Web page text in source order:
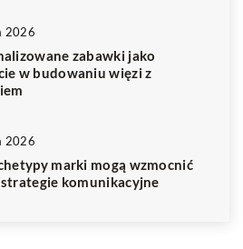
2026
zabawki jako
w budowaniu więzi z
2026
marki mogą wzmocnić
komunikacyjne